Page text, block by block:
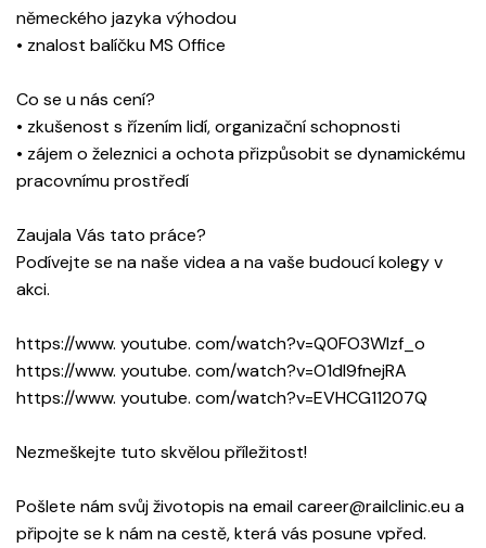
německého jazyka výhodou
• znalost balíčku MS Office
Co se u nás cení?
• zkušenost s řízením lidí, organizační schopnosti
• zájem o železnici a ochota přizpůsobit se dynamickému
pracovnímu prostředí
Zaujala Vás tato práce?
Podívejte se na naše videa a na vaše budoucí kolegy v
akci.
https://www. youtube. com/watch?v=Q0FO3Wlzf_o
https://www. youtube. com/watch?v=O1dI9fnejRA
https://www. youtube. com/watch?v=EVHCG11207Q
Nezmeškejte tuto skvělou příležitost!
Pošlete nám svůj životopis na email career@railclinic.eu a
připojte se k nám na cestě, která vás posune vpřed.